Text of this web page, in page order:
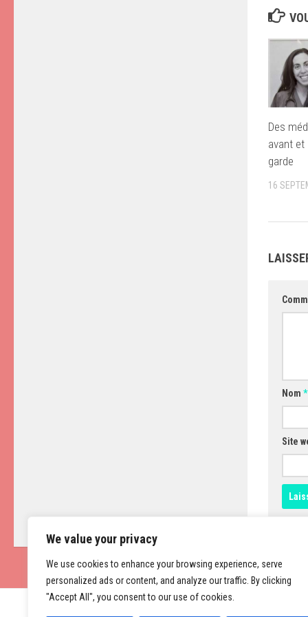
We value your privacy
We use cookies to enhance your browsing experience, serve
personalized ads or content, and analyze our traffic. By clicking
"Accept All", you consent to our use of cookies.
Des
avant et
garde
16
Nom *
Site